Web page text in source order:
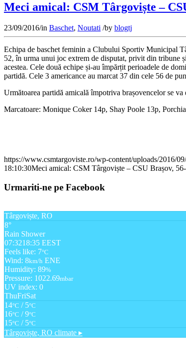
Meci amical: CSM Târgoviște –
23/09/2016/in Baschet, Noutati /by blogtj
Echipa de baschet feminin a Clubului Sportiv Municipal
52, în urma unui joc extrem de disputat, privit din tribune
acestea. Cele două echipe și-au împărțit perioadele de
partidă. Cele 3 americance au marcat 37 din cele 56 de
Următoarea partidă amicală împotriva brașovencelor se
Marcatoare: Monique Coker 14p, Shay Poole 13p,
https://www.csmtargoviste.ro/wp-content/uploads/2016/
18:10:30Meci amical: CSM Târgoviște – CSU Brașov,
Urmariti-ne pe Facebook
Târgoviște, RO
8°
Rain Shower
07:3218:35 EEST
Feels like: 7°C
Wind: 8km/h ENE
Humidity: 89%
Pressure: 1022.69mbar
UV index: 0
ThuFriSat
14°C / 5°C
16°C / 9°C
15°C / 5°C
Târgoviște, RO climate ▸